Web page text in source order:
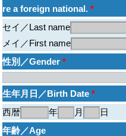
re a foreign national. *
セイ／Last name
メイ／First name
性別／Gender *
生年月日／Birth Date *
西暦
年 月
日
年齢／Age